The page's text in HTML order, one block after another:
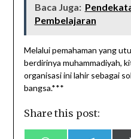
Baca Juga:
Pembelajaran
Melalui pemahaman yang
berdirinya muhammadiyah,
organisasi ini lahir sebagai
bangsa.***
Share this post: